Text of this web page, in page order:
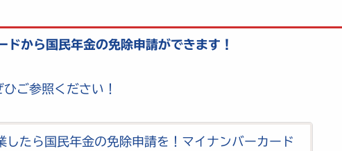
から国民年金の免除申請ができます！
ご参照ください！
したら国民年金の免除申請を！マイナンバーカード